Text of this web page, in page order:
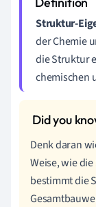
Struktur-
der Chemie
die Struktur
chemischen
Denk daran
Weise, wie
bestimmt die